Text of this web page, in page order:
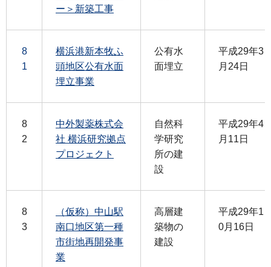
ー＞新築工事
8
1
横浜港新本牧ふ
頭地区公有水面
埋立事業
公有水
面埋立
平成29年3
月24日
8
2
中外製薬株式会
社 横浜研究拠点
プロジェクト
自然科
学研究
所の建
設
平成29年4
月11日
8
3
（仮称）中山駅
南口地区第一種
市街地再開発事
業
高層建
築物の
建設
平成29年1
0月16日